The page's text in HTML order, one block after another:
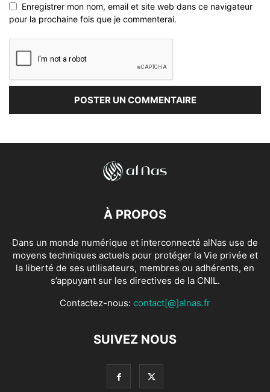
Enregistrer mon nom, email et site web dans ce navigateur
pour la prochaine fois que je commenterai.
À PROPOS
Dans un monde numérique et interconnecté alNas use de
moyens techniques actuels pour protéger la Vie privée et
la liberté de ses utilisateurs, membres ou adhérents, en
s’appuyant sur les directives de la CNIL.
Contactez-nous: contact[@]alnas.fr
SUIVEZ NOUS